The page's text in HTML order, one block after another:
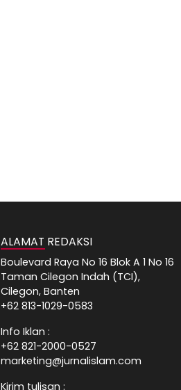
ALAMAT REDAKSI
Boulevard Raya No 16 Blok A 1 No 16
Taman Cilegon Indah (TCI),
Cilegon, Banten
+62 813-1029-0583
Info Iklan :
+62 821-2000-0527
marketing@jurnalislam.com
Kirim tulisan :